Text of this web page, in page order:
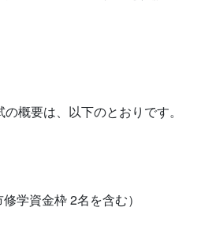
概要は、以下のとおりです。
学資金枠 2名を含む）